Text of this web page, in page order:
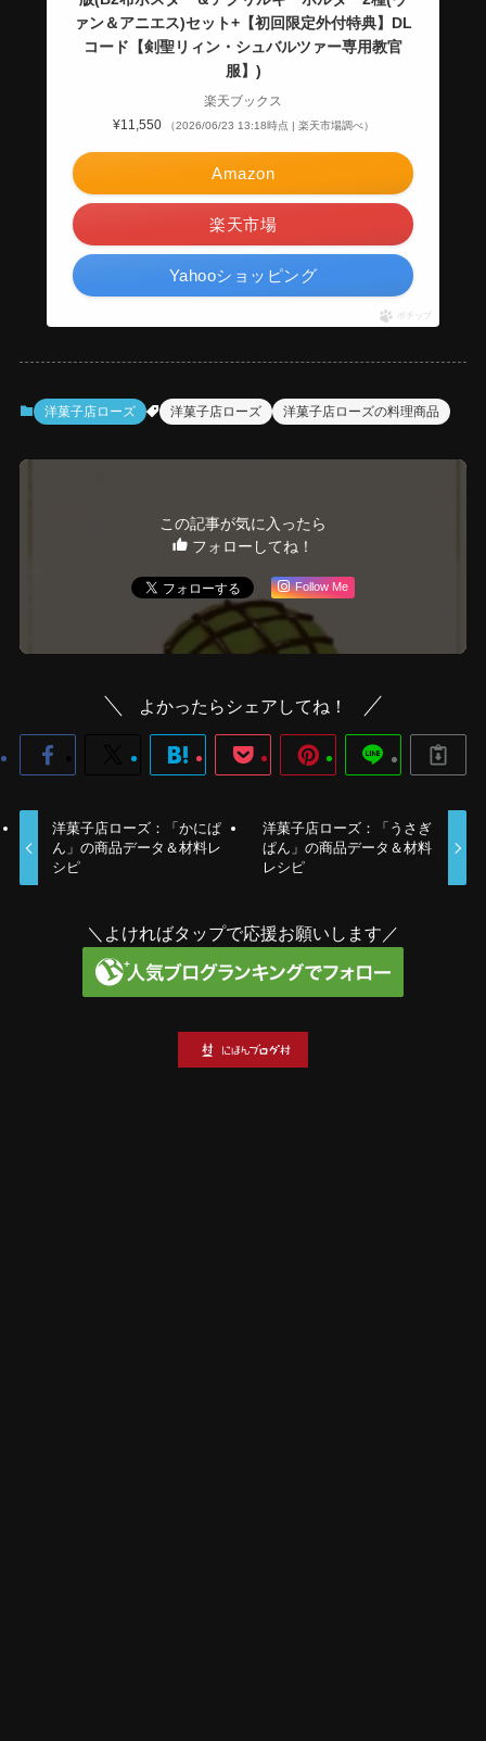
ァン＆アニエス)セット+【初回限定外付特典】DL
コード【剣聖リィン・シュバルツァー専用教官
服】)
楽天ブックス
¥11,550
（2026/06/23 13:18時点 | 楽天市場調べ）
Amazon
楽天市場
Yahooショッピング
ポチップ
洋菓子店ローズ 洋菓子店ローズ 洋菓子店ローズの料理商品
この記事が気に入ったら
フォローしてね！
Follow Me
よかったらシェアしてね！
洋菓子店ローズ：「かにぱ
ん」の商品データ＆材料レ
シピ
洋菓子店ローズ：「うさぎ
ぱん」の商品データ＆材料
レシピ
＼よければタップで応援お願いします／